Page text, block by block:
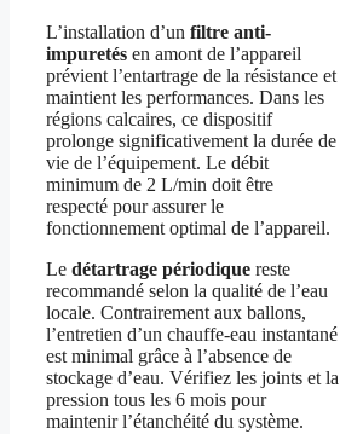
L’installation d’un filtre anti-
impuretés en amont de l’appareil
prévient l’entartrage de la résistance et
maintient les performances. Dans les
régions calcaires, ce dispositif
prolonge significativement la durée de
vie de l’équipement. Le débit
minimum de 2 L/min doit être
respecté pour assurer le
fonctionnement optimal de l’appareil.
Le détartrage périodique reste
recommandé selon la qualité de l’eau
locale. Contrairement aux ballons,
l’entretien d’un chauffe-eau instantané
est minimal grâce à l’absence de
stockage d’eau. Vérifiez les joints et la
pression tous les 6 mois pour
maintenir l’étanchéité du système.